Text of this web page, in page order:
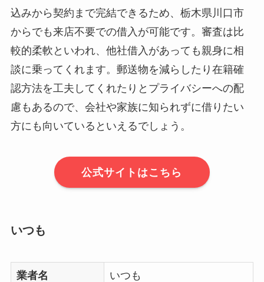
込みから契約まで完結できるため、栃木県川口市
からでも来店不要での借入が可能です。審査は比
較的柔軟といわれ、他社借入があっても親身に相
談に乗ってくれます。郵送物を減らしたり在籍確
認方法を工夫してくれたりとプライバシーへの配
慮もあるので、会社や家族に知られずに借りたい
方にも向いているといえるでしょう。
公式サイトはこちら
いつも
業者名 いつも